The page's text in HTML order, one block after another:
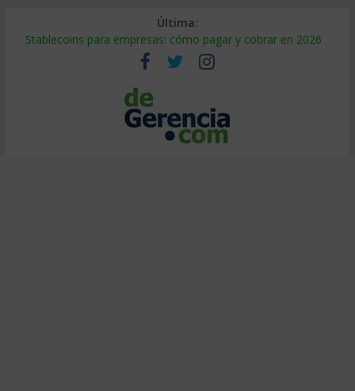
Última:
Stablecoins para empresas: cómo pagar y cobrar en 2026
Despido silencioso: qué es y por qué sale tan caro
IA en selección de personal: cómo auditarla a tiempo
Trabajo forzoso en la cadena de suministro: qué hacer
Mercado hispano de EE. UU.: cómo segmentarlo y venderle